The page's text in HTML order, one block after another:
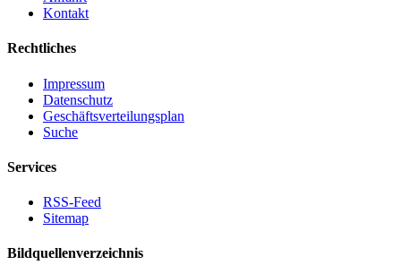
Kontakt
Rechtliches
Impressum
Datenschutz
Geschäftsverteilungsplan
Suche
Services
RSS-Feed
Sitemap
Bildquellenverzeichnis